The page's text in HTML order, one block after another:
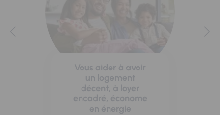
Vous aider à avoir
un logement
décent, à loyer
encadré, économe
en énergie